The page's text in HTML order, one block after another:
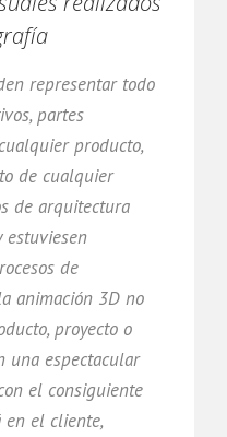
representar todo
partes
producto,
de cualquier
de arquitectura
estuviesen
de
animación 3D no
proyecto o
una espectacular
el consiguiente
el cliente,